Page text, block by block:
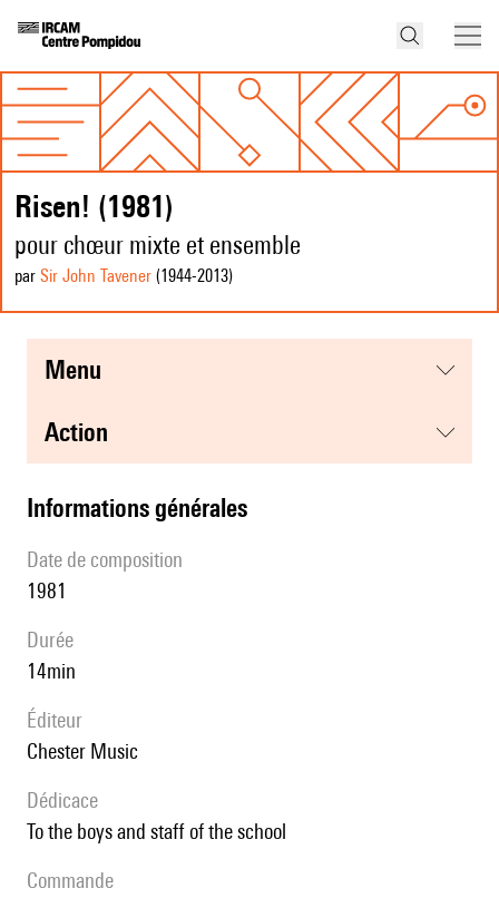
Risen! (1981)
pour chœur mixte et ensemble
par Sir John Tavener (1944-2013)
menu
action
informations générales
date de composition
1981
durée
14min
éditeur
Chester Music
Dédicace
to the boys and staff of the school
Commande